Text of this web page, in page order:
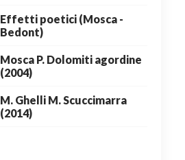
Effetti poetici (Mosca -
Bedont)
Mosca P. Dolomiti agordine
(2004)
M. Ghelli M. Scuccimarra
(2014)